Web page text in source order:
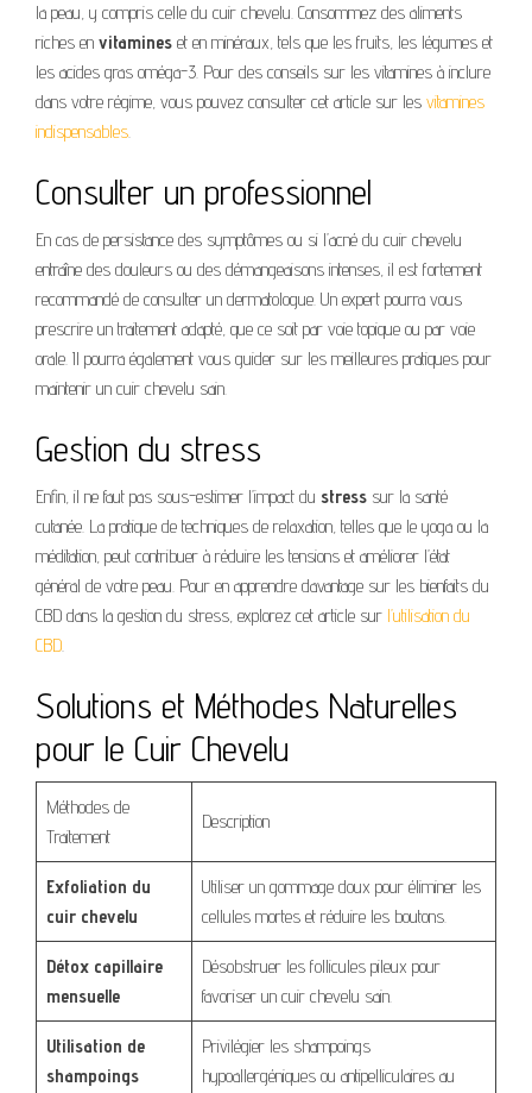
la peau, y compris celle du cuir chevelu. Consommez des aliments
riches en vitamines et en minéraux, tels que les fruits, les légumes et
les acides gras oméga-3. Pour des conseils sur les vitamines à inclure
dans votre régime, vous pouvez consulter cet article sur les vitamines
indispensables.
Consulter un professionnel
En cas de persistance des symptômes ou si l’acné du cuir chevelu
entraîne des douleurs ou des démangeaisons intenses, il est fortement
recommandé de consulter un dermatologue. Un expert pourra vous
prescrire un traitement adapté, que ce soit par voie topique ou par voie
orale. Il pourra également vous guider sur les meilleures pratiques pour
maintenir un cuir chevelu sain.
Gestion du stress
Enfin, il ne faut pas sous-estimer l’impact du stress sur la santé
cutanée. La pratique de techniques de relaxation, telles que le yoga ou la
méditation, peut contribuer à réduire les tensions et améliorer l’état
général de votre peau. Pour en apprendre davantage sur les bienfaits du
CBD dans la gestion du stress, explorez cet article sur l’utilisation du
CBD.
Solutions et Méthodes Naturelles
pour le Cuir Chevelu
Méthodes de
Traitement
Description
Exfoliation du
cuir chevelu
Utiliser un gommage doux pour éliminer les
cellules mortes et réduire les boutons.
Détox capillaire
mensuelle
Désobstruer les follicules pileux pour
favoriser un cuir chevelu sain.
Utilisation de
shampoings
Privilégier les shampoings
hypoallergéniques ou antipelliculaires au